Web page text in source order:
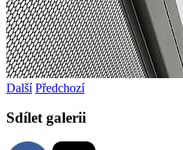
Další Předchozí
Sdílet galerii